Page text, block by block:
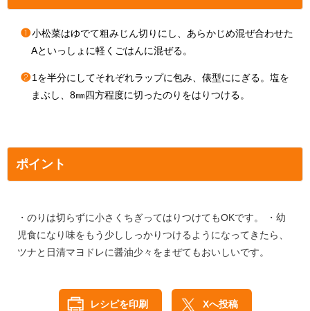
❶小松菜はゆでて粗みじん切りにし、あらかじめ混ぜ合わせた
Aといっしょに軽くごはんに混ぜる。
❷ 1を半分にしてそれぞれラップに包み、俵型ににぎる。塩を
まぶし、8㎜四方程度に切ったのりをはりつける。
ポイント
・のりは切らずに小さくちぎってはりつけてもOKです。 ・幼
児食になり味をもう少ししっかりつけるようになってきたら、
ツナと日清マヨドレに醤油少々をまぜてもおいしいです。
レシピを印刷 Xへ投稿